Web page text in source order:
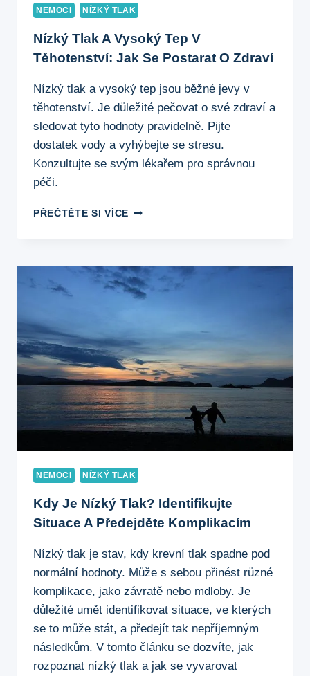
NEMOCI NÍZKÝ TLAK
Nízký Tlak A Vysoký Tep V
Těhotenství: Jak Se Postarat O Zdraví
Nízký tlak a vysoký tep jsou běžné jevy v
těhotenství. Je důležité pečovat o své zdraví a
sledovat tyto hodnoty pravidelně. Pijte
dostatek vody a vyhýbejte se stresu.
Konzultujte se svým lékařem pro správnou
péči.
PŘEČTĚTE SI VÍCENÍZKÝ
TEP
V
TĚHOTENSTVÍ:
POSTARAT
O
ZDRAVÍ
NEMOCI NÍZKÝ TLAK
Kdy Je Nízký Tlak? Identifikujte
Situace A Předejděte Komplikacím
Nízký tlak je stav, kdy krevní tlak spadne pod
normální hodnoty. Může s sebou přinést různé
komplikace, jako závratě nebo mdloby. Je
důležité umět identifikovat situace, ve kterých
se to může stát, a předejít tak nepříjemným
následkům. V tomto článku se dozvíte, jak
rozpoznat nízký tlak a jak se vyvarovat